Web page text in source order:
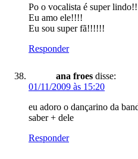
Po o vocalista é super
Eu amo ele!!!!
Eu sou super fã!!!!!!
Responder
ana froes disse:
01/11/2009 às 15:20
eu adoro o dançarino da
saber + dele
Responder